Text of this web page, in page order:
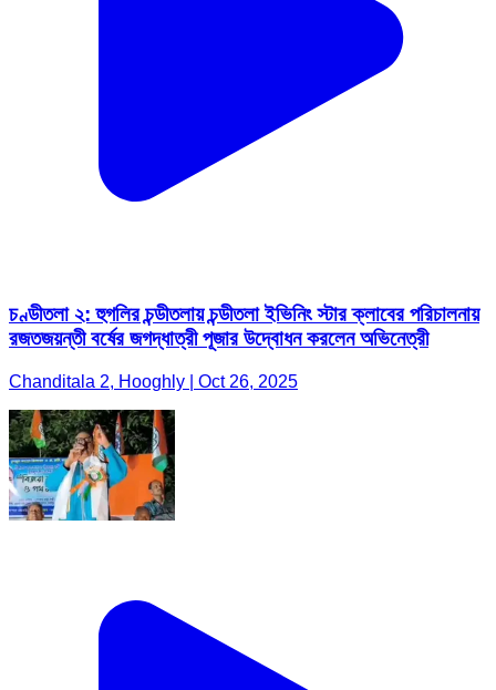
চণ্ডীতলা ২: হুগলির চন্ডীতলায় চন্ডীতলা ইভিনিং স্টার ক্লাবের পরিচালনায়
রজতজয়ন্তী বর্ষের জগদ্ধাত্রী পূজার উদ্বোধন করলেন অভিনেত্রী
Chanditala 2, Hooghly | Oct 26, 2025